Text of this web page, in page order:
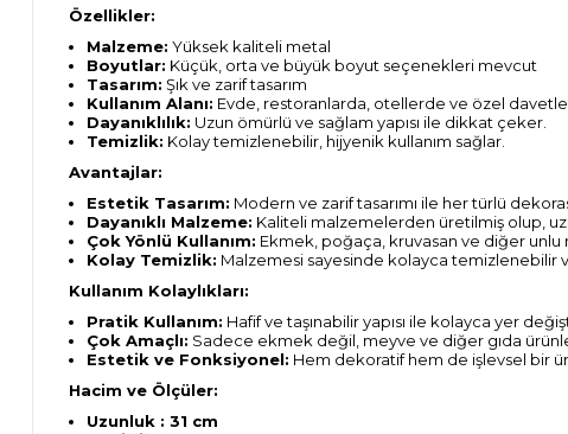
Özellikler:
Malzeme: Yüksek kaliteli metal
Boyutlar: Küçük, orta ve büyük boyut seçenekleri mevcut
Tasarım: Şık ve zarif tasarım
Kullanım Alanı: Evde, restoranlarda, otellerde ve özel
Dayanıklılık: Uzun ömürlü ve sağlam yapısı ile dikkat çeker.
Temizlik: Kolay temizlenebilir, hijyenik kullanım sağlar.
Avantajlar:
Estetik Tasarım: Modern ve zarif tasarımı ile her türlü
Dayanıklı Malzeme: Kaliteli malzemelerden üretilmiş olup,
Çok Yönlü Kullanım: Ekmek, poğaça, kruvasan ve diğer unlu
Kolay Temizlik: Malzemesi sayesinde kolayca temizlenebilir
Kullanım Kolaylıkları:
Pratik Kullanım: Hafif ve taşınabilir yapısı ile kolayca yer
Çok Amaçlı: Sadece ekmek değil, meyve ve diğer gıda
Estetik ve Fonksiyonel: Hem dekoratif hem de işlevsel bir
Hacim ve Ölçüler:
Uzunluk : 31 cm